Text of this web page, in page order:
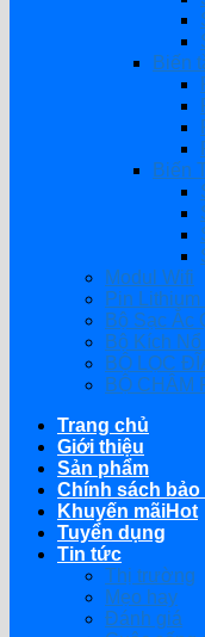
Biến
Biến
Modul Wifi
Pin
Bộ Sạc Ắc
Bộ Kích
BỘ LỌC
BỘ CHÂM
Trang chủ
Giới thiệu
Sản phẩm
Chính sách bảo
Khuyến mãi
Tuyển dụng
Tin tức
Thị trường
Mẹo hay
Đánh giá